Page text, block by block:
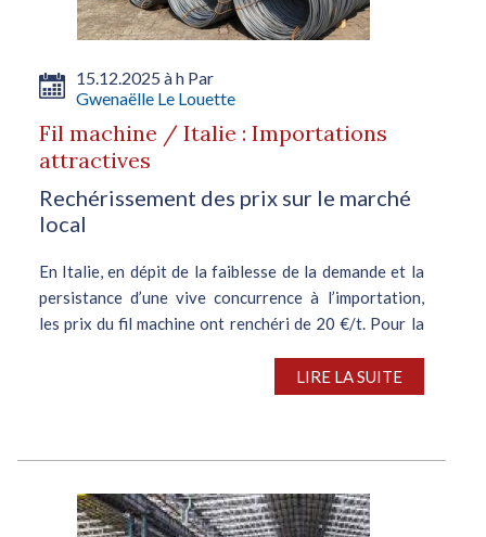
15.12.2025 à h Par
Gwenaëlle Le Louette
Fil machine / Italie : Importations
attractives
Rechérissement des prix sur le marché
local
En Italie, en dépit de la faiblesse de la demande et la
persistance d’une vive concurrence à l’importation,
les prix du fil machine ont renchéri de 20 €/t. Pour la
LIRE LA SUITE